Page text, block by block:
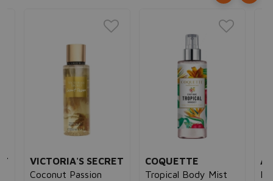
VICTORIA'S SECRET
Coconut Passion
COQUETTE
Tropical Body Mist